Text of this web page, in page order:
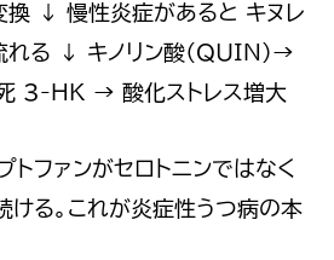
換 ↓ 慢性炎症があると キヌレ
れる ↓ キノリン酸（QUIN）→
死 3-HK → 酸化ストレス増大
トファンがセロトニンではなく
ける。これが炎症性うつ病の本